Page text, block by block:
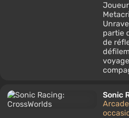
partie
de
Sonic
Arcade